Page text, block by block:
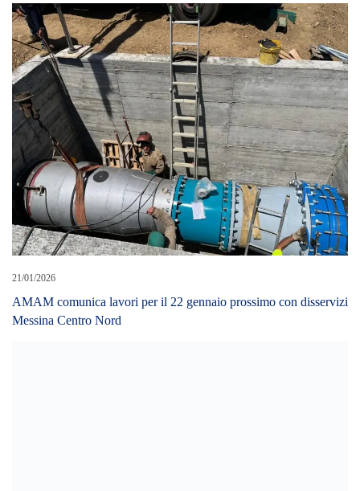
21/01/2026
AMAM comunica lavori per il 22 gennaio prossimo con disservizi
Messina Centro Nord